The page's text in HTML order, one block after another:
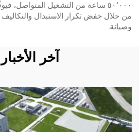
٥٠٬٠٠٠ ساعة من التشغيل المتواصل،
من خلال خفض تكرار الاستبدال
وصيانة.
آخر الأخبار